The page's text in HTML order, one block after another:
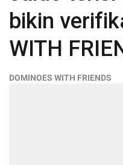
bikin
WITH
DOMINOES WITH FRIENDS